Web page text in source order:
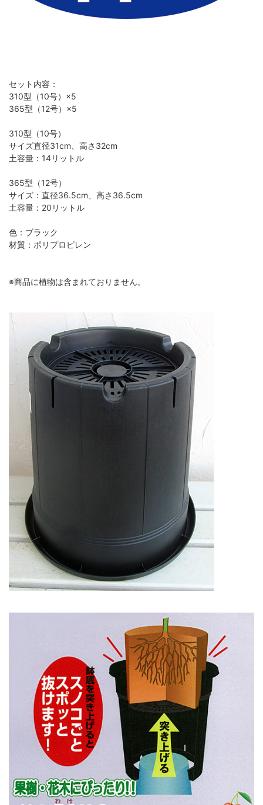
セット内容：
310型（10号）×5
365型（12号）×5
310型（10号）
サイズ直径31cm、高さ32cm
土容量：14リットル
365型（12号）
サイズ：直径36.5cm、高さ36.5cm
土容量：20リットル
色：ブラック
材質：ポリプロピレン
※商品に植物は含まれておりません。